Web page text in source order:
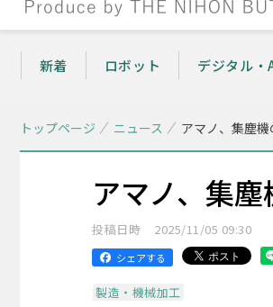
新着 ロボット デジタル・
トップページ ニュース アマノ、集塵
アマノ、集
投稿日時 2025/11/05 09:30
シェアする
製造・機械加工